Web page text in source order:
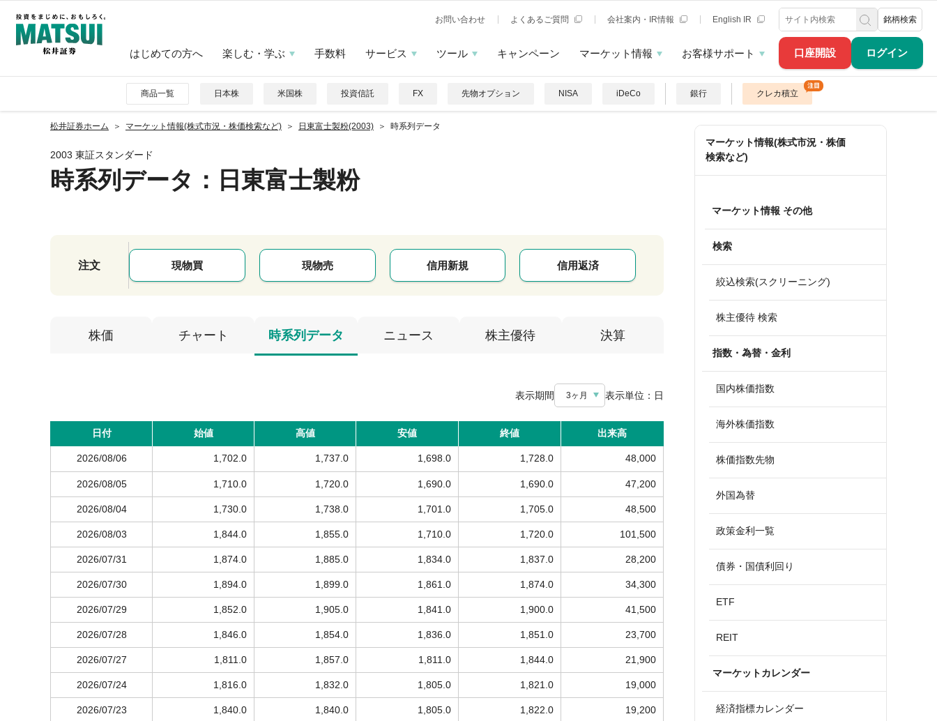
口座開設 ログイン
お問い合わせ よくあるご質問 会社案内・IR情報 English IR 銘柄検索
はじめての方へ 楽しむ・学ぶ 手数料 サービス ツール キャンペーン マーケット情報 お客様サポート
商品一覧 日本株 米国株 投資信託 FX 先物オプション NISA iDeCo 銀行 クレカ積立
松井証券ホーム マーケット情報(株式市況・株価検索など) 日東富士製粉(2003) 時系列データ
2003 東証スタンダード
時系列データ ：日東富士製粉
注文 現物買 現物売 信用新規 信用返済
株価 チャート 時系列データ ニュース 株主優待 決算
表示期間 3ヶ月 表示単位： 日
日付 始値 高値 安値 終値 出来高
2026/08/06 1,702.0 1,737.0 1,698.0 1,728.0 48,000
2026/08/05 1,710.0 1,720.0 1,690.0 1,690.0 47,200
2026/08/04 1,730.0 1,738.0 1,701.0 1,705.0 48,500
2026/08/03 1,844.0 1,855.0 1,710.0 1,720.0 101,500
2026/07/31 1,874.0 1,885.0 1,834.0 1,837.0 28,200
2026/07/30 1,894.0 1,899.0 1,861.0 1,874.0 34,300
2026/07/29 1,852.0 1,905.0 1,841.0 1,900.0 41,500
2026/07/28 1,846.0 1,854.0 1,836.0 1,851.0 23,700
2026/07/27 1,811.0 1,857.0 1,811.0 1,844.0 21,900
2026/07/24 1,816.0 1,832.0 1,805.0 1,821.0 19,000
2026/07/23 1,840.0 1,840.0 1,805.0 1,822.0 19,200
マーケット情報(株式市況・株価
検索など)
マーケット情報 その他
検索
絞込検索(スクリーニング)
株主優待 検索
指数・為替・金利
国内株価指数
海外株価指数
株価指数先物
外国為替
政策金利一覧
債券・国債利回り
ETF
REIT
マーケットカレンダー
経済指標カレンダー